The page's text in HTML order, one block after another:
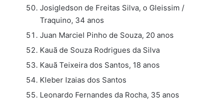
Josigledson de Freitas Silva, o Gleissim /
Traquino, 34 anos
Juan Marciel Pinho de Souza, 20 anos
Kauã de Souza Rodrigues da Silva
Kauã Teixeira dos Santos, 18 anos
Kleber Izaias dos Santos
Leonardo Fernandes da Rocha, 35 anos